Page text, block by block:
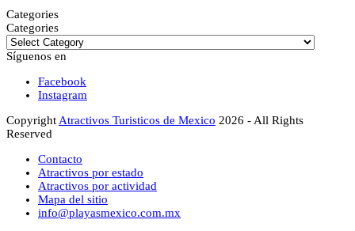
Categories
Categories
Síguenos en
Facebook
Instagram
CopyrightAtractivos Turisticos de Mexico 2026 - All Rights
Reserved
Contacto
Atractivos por estado
Atractivos por actividad
Mapa del sitio
info@playasmexico.com.mx